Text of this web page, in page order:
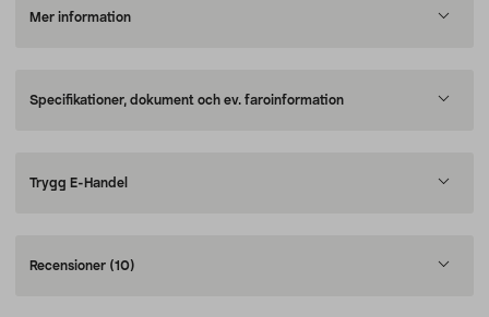
Mer information
Specifikationer, dokument och ev. faroinformation
Trygg E-Handel
Recensioner (10)